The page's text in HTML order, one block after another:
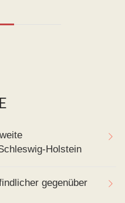
Holstein
gegenüber